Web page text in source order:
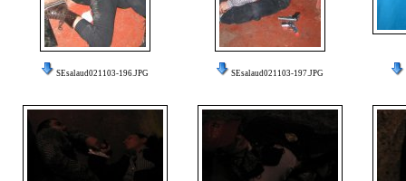
SEsalaud021103-196.JPG SEsalaud021103-197.JPG